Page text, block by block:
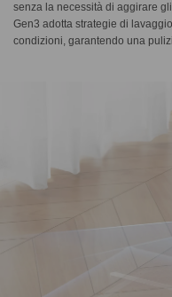
senza la necessità di aggirare
Gen3 adotta strategie di
condizioni, garantendo una